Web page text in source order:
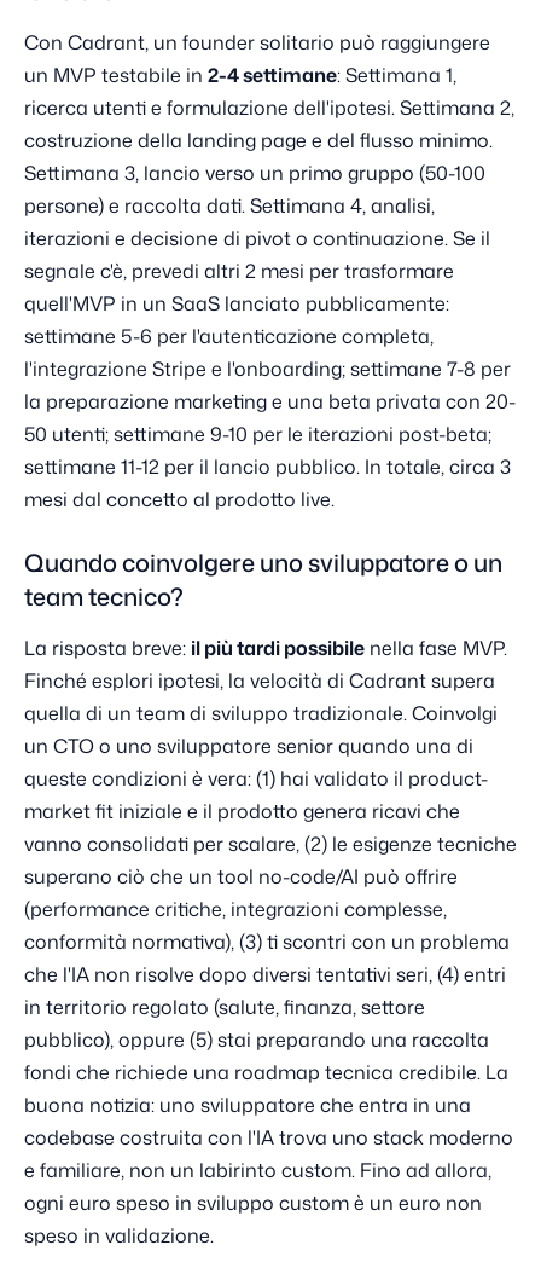
Con Cadrant, un founder solitario può raggiungere
un MVP testabile in 2-4 settimane: Settimana 1,
ricerca utenti e formulazione dell'ipotesi. Settimana 2,
costruzione della landing page e del flusso minimo.
Settimana 3, lancio verso un primo gruppo (50-100
persone) e raccolta dati. Settimana 4, analisi,
iterazioni e decisione di pivot o continuazione. Se il
segnale c'è, prevedi altri 2 mesi per trasformare
quell'MVP in un SaaS lanciato pubblicamente:
settimane 5-6 per l'autenticazione completa,
l'integrazione Stripe e l'onboarding; settimane 7-8 per
la preparazione marketing e una beta privata con 20-
50 utenti; settimane 9-10 per le iterazioni post-beta;
settimane 11-12 per il lancio pubblico. In totale, circa 3
mesi dal concetto al prodotto live.
Quando coinvolgere uno sviluppatore o un
team tecnico?
La risposta breve: il più tardi possibile nella fase MVP.
Finché esplori ipotesi, la velocità di Cadrant supera
quella di un team di sviluppo tradizionale. Coinvolgi
un CTO o uno sviluppatore senior quando una di
queste condizioni è vera: (1) hai validato il product-
market fit iniziale e il prodotto genera ricavi che
vanno consolidati per scalare, (2) le esigenze tecniche
superano ciò che un tool no-code/AI può offrire
(performance critiche, integrazioni complesse,
conformità normativa), (3) ti scontri con un problema
che l'IA non risolve dopo diversi tentativi seri, (4) entri
in territorio regolato (salute, finanza, settore
pubblico), oppure (5) stai preparando una raccolta
fondi che richiede una roadmap tecnica credibile. La
buona notizia: uno sviluppatore che entra in una
codebase costruita con l'IA trova uno stack moderno
e familiare, non un labirinto custom. Fino ad allora,
ogni euro speso in sviluppo custom è un euro non
speso in validazione.